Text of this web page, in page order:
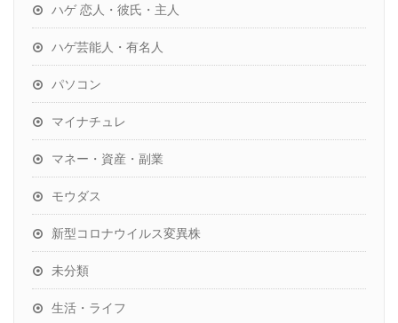
ハゲ 恋人・彼氏・主人
ハゲ芸能人・有名人
パソコン
マイナチュレ
マネー・資産・副業
モウダス
新型コロナウイルス変異株
未分類
生活・ライフ